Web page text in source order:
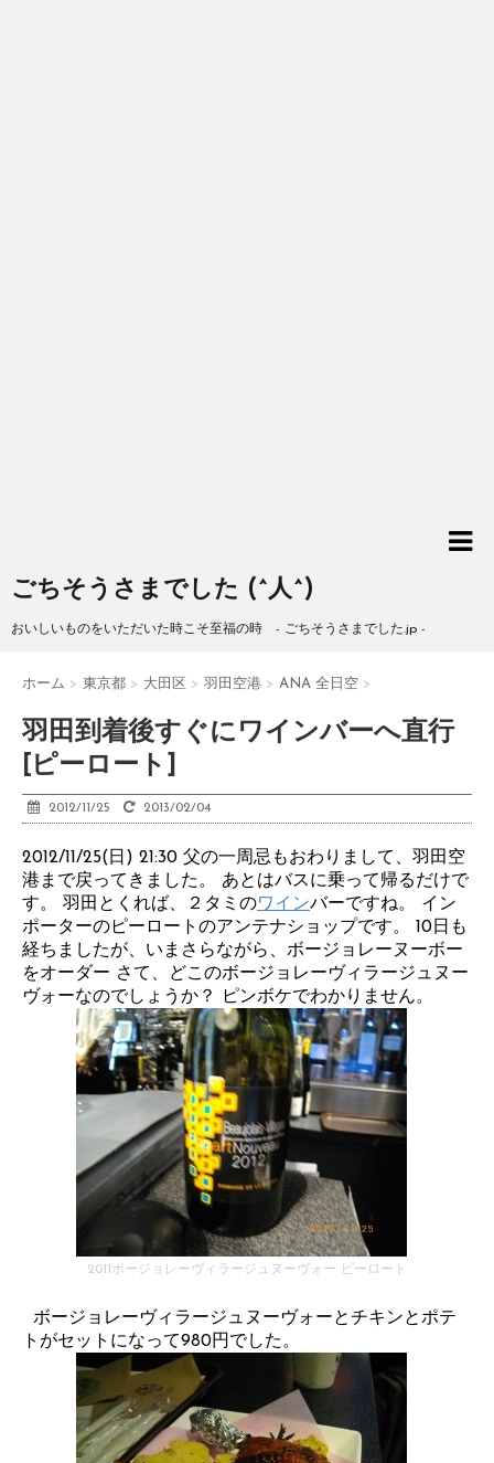
ごちそうさまでした (^人^)
おいしいものをいただいた時こそ至福の時 - ごちそうさまでした.jp -
ホーム > 東京都 > 大田区 > 羽田空港 > ANA 全日空 >
羽田到着後すぐにワインバーへ直行
[ピーロート]
2012/11/25 2013/02/04
2012/11/25(日) 21:30 父の一周忌もおわりまして、羽田空
港まで戻ってきました。 あとはバスに乗って帰るだけで
す。 羽田とくれば、２タミのワインバーですね。 イン
ポーターのピーロートのアンテナショップです。 10日も
経ちましたが、いまさらながら、ボージョレーヌーボー
をオーダー さて、どこのボージョレーヴィラージュヌー
ヴォーなのでしょうか？ ピンボケでわかりません。
2011ボージョレーヴィラージュヌーヴォー ピーロート
ボージョレーヴィラージュヌーヴォーとチキンとポテ
トがセットになって980円でした。